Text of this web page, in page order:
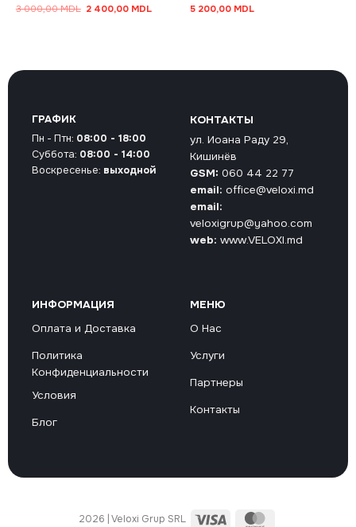
3 000,00MDL Первоначальная
2 400,00 MDLТекущая
5 200,00 MDL
КОНТАКТЫ
ул. Иоана Раду 29,
Кишинёв
GSM: 060 44 22 77
email: office@veloxi.md
email:
veloxigrup@yahoo.com
web: www.VELOXI.md
ИНФОРМАЦИЯ
Оплата и Доставка
Политика
Конфиденциальности
Условия
Блог
МЕНЮ
О Нас
Услуги
Партнеры
Контакты
ГРАФИК
Пн - Птн: 08:00 - 18:00
Суббота: 08:00 - 14:00
Воскресенье: выходной
2026 | Veloxi Grup SRL Visa